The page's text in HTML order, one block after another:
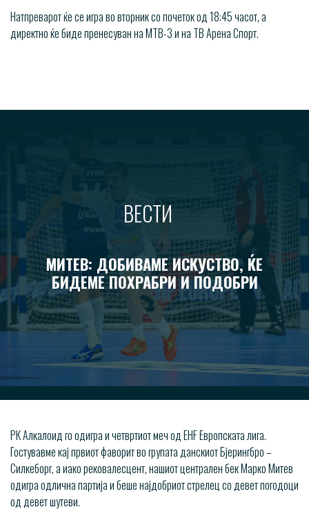
Натпреварот ќе се игра во вторник со почеток од 18:45 часот, а
директно ќе биде пренесуван на МТВ-3 и на ТВ Арена Спорт.
ВЕСТИ
МИТЕВ: ДОБИВАМЕ ИСКУСТВО, ЌЕ
БИДЕМЕ ПОХРАБРИ И ПОДОБРИ
РК Алкалоид го одигра и четвртиот меч од EHF Европската лига.
Гостувавме кај првиот фаворит во групата данскиот Бјерингбро –
Силкеборг, а иако рековалесцент, нашиот централен бек Марко Митев
одигра одлична партија и беше најдобриот стрелец со девет погодоци
од девет шутеви.